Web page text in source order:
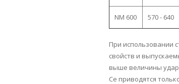
NM 600 570 - 640
При использовании
свойств и
выше величины
Се приводятся